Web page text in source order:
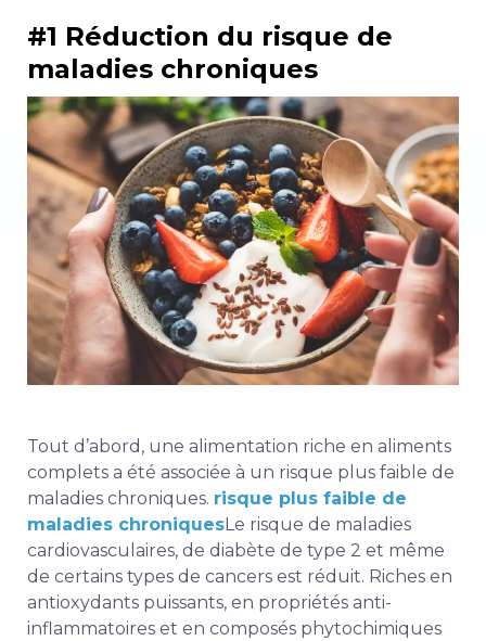
#1 Réduction du risque de
maladies chroniques
Tout d’abord, une alimentation riche en aliments
complets a été associée à un risque plus faible de
maladies chroniques. risque plus faible de
maladies chroniquesLe risque de maladies
cardiovasculaires, de diabète de type 2 et même
de certains types de cancers est réduit. Riches en
antioxydants puissants, en propriétés anti-
inflammatoires et en composés phytochimiques